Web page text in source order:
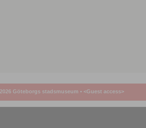
Göteborgs stadsmuseum • <Guest access>